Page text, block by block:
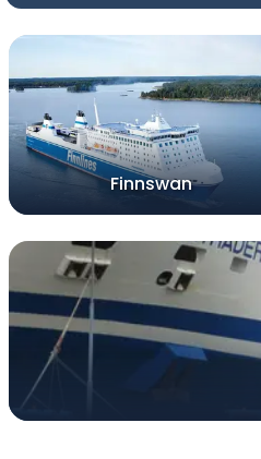
Finnswan